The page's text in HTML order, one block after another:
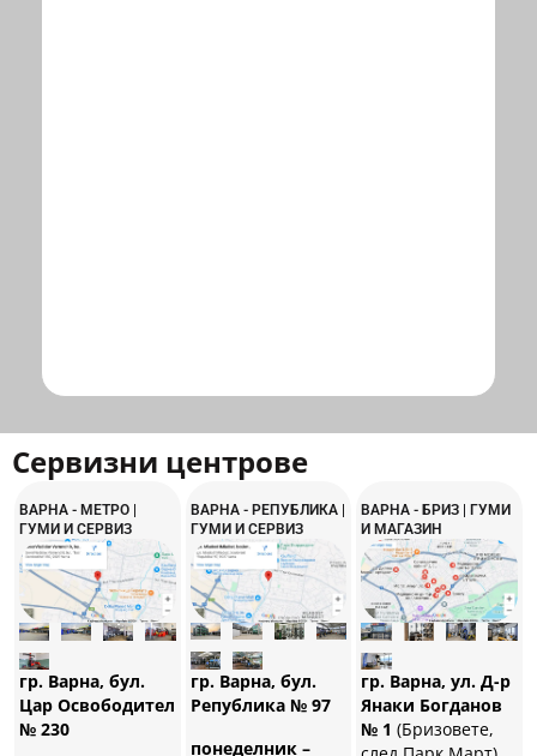
Сервизни центрове
ВАРНА - МЕТРО |
ГУМИ И СЕРВИЗ
гр. Варна, бул.
Цар Освободител
№ 230
ВАРНА - РЕПУБЛИКА |
ГУМИ И СЕРВИЗ
гр. Варна, бул.
Република № 97
понеделник –
ВАРНА - БРИЗ | ГУМИ
И МАГАЗИН
гр. Варна, ул. Д-р
Янаки Богданов
№ 1 (Бризовете,